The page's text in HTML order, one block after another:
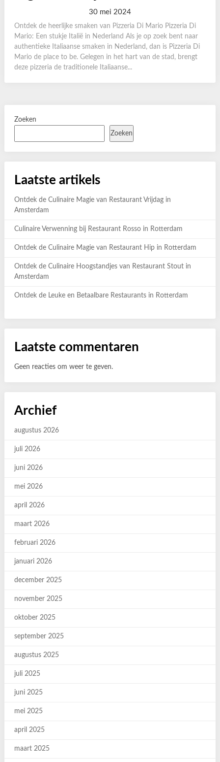
30 mei 2024
Ontdek de heerlijke smaken van Pizzeria Di Mario Pizzeria Di
Mario: Een stukje Italië in Nederland Als je op zoek bent naar
authentieke Italiaanse smaken in Nederland, dan is Pizzeria Di
Mario de place to be. Gelegen in het hart van de stad, brengt
deze pizzeria de traditionele Italiaanse...
Zoeken
Zoeken
Laatste artikels
Ontdek de Culinaire Magie van Restaurant Vrijdag in
Amsterdam
Culinaire Verwenning bij Restaurant Rosso in Rotterdam
Ontdek de Culinaire Magie van Restaurant Hip in Rotterdam
Ontdek de Culinaire Hoogstandjes van Restaurant Stout in
Amsterdam
Ontdek de Leuke en Betaalbare Restaurants in Rotterdam
Laatste commentaren
Geen reacties om weer te geven.
Archief
augustus 2026
juli 2026
juni 2026
mei 2026
april 2026
maart 2026
februari 2026
januari 2026
december 2025
november 2025
oktober 2025
september 2025
augustus 2025
juli 2025
juni 2025
mei 2025
april 2025
maart 2025